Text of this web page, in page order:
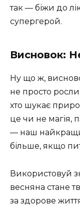
так — біжи до
супергерой.
Висновок:
Ну що ж,
не просто
хто шукає
це чи не магія,
— наш
більше, якщо
Використовуй
весняна стане
за здорове